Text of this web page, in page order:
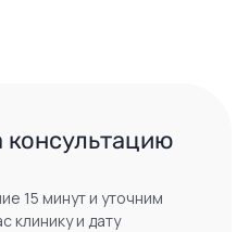
консультацию
15 минут и уточним
клинику и дату